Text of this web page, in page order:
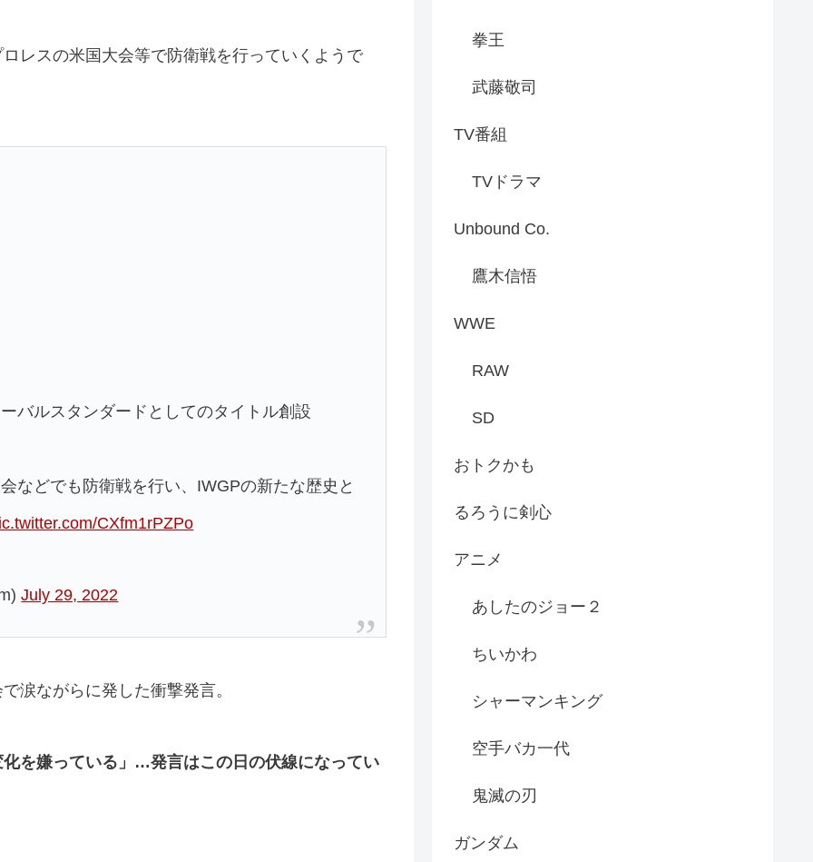
レスの米国大会等で防衛戦を行っていくようで
バルスタンダードとしてのタイトル創設
などでも防衛戦を行い、IWGPの新たな歴史と
CXfm1rPZPo
July 29, 2022
涙ながらに発した衝撃発言。
を嫌っている」…発言はこの日の伏線になってい
拳王
武藤敬司
TV番組
TVドラマ
Unbound Co.
鷹木信悟
WWE
RAW
SD
おトクかも
るろうに剣心
アニメ
あしたのジョー２
ちいかわ
シャーマンキング
空手バカ一代
鬼滅の刃
ガンダム